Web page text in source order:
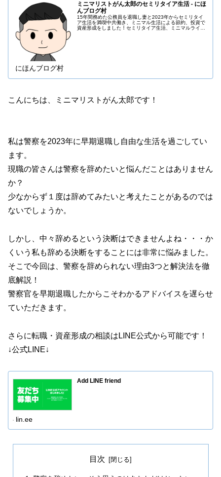
ミニマリストがん太郎のセミリタイア生活 - にほ
んブログ村
15年間務めた公務員を退職し妻と2023年からセミリタイ
ア生活を満喫中共働き、ミニマル生活による節約、投資で
資産形成をしました！セミリタイア生活、ミニマルライ
にほんブログ村
こんにちは、ミニマリストがん太郎です！
私は警察を2023年に早期退職し自由な生活を過ごしてい
ます。
現職の皆さんは警察を辞めたいと悩んだことはありません
か？
少なからず１度は辞めてみたいと考えたことがあるのでは
ないでしょうか。
しかし、中々辞めるという決断はできませんよね・・・か
くいう私も辞める決断をすることには非常に悩みました。
そこで今回は、警察を辞められない理由3つと解決法を徹
底解説！
警察官を早期退職したからこそわかるアドバイスを遅らせ
ていただきます。
さらに転職・資産形成の相談はLINE公式から可能です！
↓公式LINE↓
Add LINE friend
lin.ee
目次